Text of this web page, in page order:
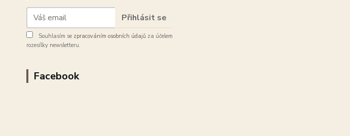
Přihlásit se
Souhlasím se zpracováním osobních údajů za účelem
rozesílky newsletteru.
Facebook